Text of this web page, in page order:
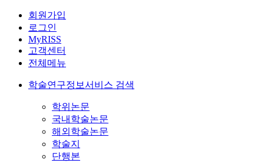
회원가입
로그인
MyRISS
고객센터
전체메뉴
학술연구정보서비스 검색
학위논문
국내학술논문
해외학술논문
학술지
단행본